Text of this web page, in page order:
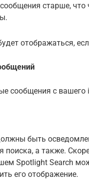
старше, что
отображаться,
сообщения с вашего
быть
поиска, а также.
Spotlight Search
его отображение.